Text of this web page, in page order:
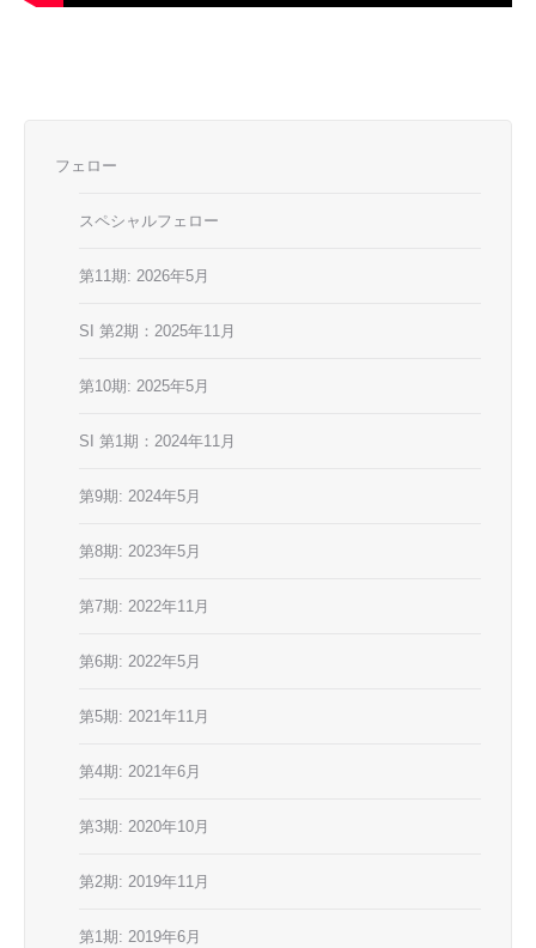
フェロー
スペシャルフェロー
第11期: 2026年5月
SI 第2期：2025年11月
第10期: 2025年5月
SI 第1期：2024年11月
第9期: 2024年5月
第8期: 2023年5月
第7期: 2022年11月
第6期: 2022年5月
第5期: 2021年11月
第4期: 2021年6月
第3期: 2020年10月
第2期: 2019年11月
第1期: 2019年6月